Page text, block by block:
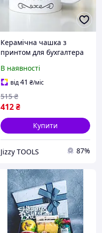
Керамічна чашка з
принтом для бухгалтера
малюнком для подарунка
друзям і колегам
В наявності
від41 ₴/міс
412₴
515 ₴
Купити
Jizzy TOOLS 87%